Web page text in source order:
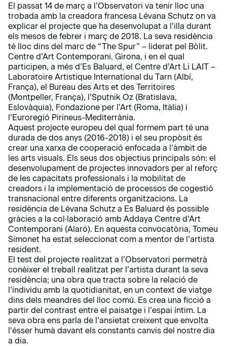
El passat 14 de març a l’Observatori va tenir lloc una
trobada amb la creadora francesa Lévana Schutz on va
explicar el projecte que ha desenvolupat a l’illa durant
els mesos de febrer i març de 2018. La seva residència
té lloc dins del marc de “The Spur” – liderat pel Bòlit.
Centre d’Art Contemporani. Girona, i en el qual
participen, a més d’Es Baluard, el Centre d’Art Li LAIT –
Laboratoire Artistique International du Tarn (Albí,
França), el Bureau des Arts et des Territoires
(Montpeller, França), l’Sputnik Oz (Bratislava,
Eslovàquia), Fondazione per l’Art (Roma, Itàlia) i
l’Euroregió Pirineus-Mediterrània.
Aquest projecte europeu del qual formem part té una
durada de dos anys (2016-2018) i el seu propòsit és
crear una xarxa de cooperació enfocada a l’àmbit de
les arts visuals. Els seus dos objectius principals són: el
desenvolupament de projectes innovadors per al reforç
de les capacitats professionals i la mobilitat de
creadors i la implementació de processos de cogestió
transnacional entre diferents organitzacions. La
residència de Lévana Schutz a Es Baluard és possible
gràcies a la col·laboració amb Addaya Centre d’Art
Contemporani (Alaró). En aquesta convocatòria, Tomeu
Simonet ha estat seleccionat com a mentor de l’artista
resident.
El test del projecte realitzat a l’Observatori permetrà
conèixer el treball realitzat per l’artista durant la seva
residència; una obra que tracta sobre la relació de
l’individu amb la quotidianitat, en un context de viatge
dins dels meandres del lloc comú. Es crea una ficció a
partir del contrast entre el paisatge i l’espai íntim. La
seva obra ens parla de l’ansietat creixent que envolta
l’ésser humà davant els constants canvis del nostre dia
a dia.